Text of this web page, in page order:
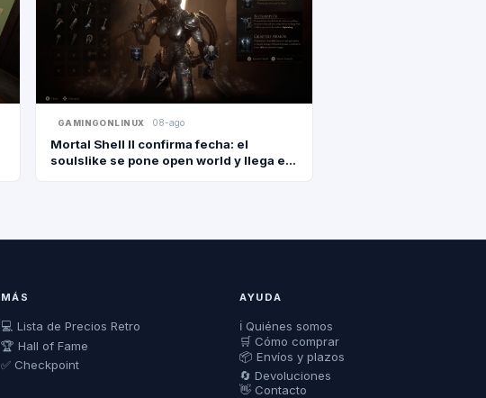
GAMINGONLINUX 08-ago
Mortal Shell II confirma fecha: el
soulslike se pone open world y llega el
MÁS
💻 Lista de Precios Retro
🏆 Hall of Fame
✅ Checkpoint
AYUDA
ℹ️ Quiénes somos
🛒 Cómo comprar
📦 Envíos y plazos
🔄 Devoluciones
👋 Contacto